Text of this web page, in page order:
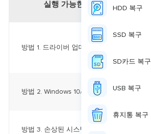
실행 가능한 솔루션
방법 1. 드라이버 업데이트
방법 2. Windows 10/11 업데이트
방법 3. 손상된 시스템 파일 수정
HDD 복구
SSD 복구
SD카드 복구
USB 복구
휴지통 복구